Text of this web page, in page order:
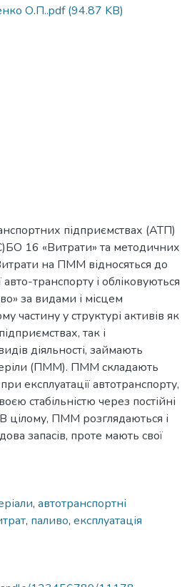
О.П..pdf(94.87 KB)
підприємствах (АТП)
16 «Витрати» та методичних
на ПММ відносяться до
авто-транспорту і обліковуються
за видами і місцем
частину у структурі активів як
так і
діяльності, займають
(ПММ). ПММ складають
експлуатації автотранспорту,
стабільністю через постійні
цілому, ПММ розглядаються і
запасів, проте мають свої
, автотранспортні
, паливо, експлуатація